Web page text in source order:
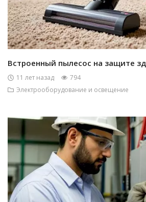
Встроенный пылесос на защите
11 лет назад
794
Электрооборудование и освещение